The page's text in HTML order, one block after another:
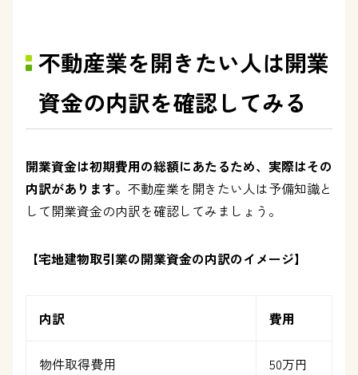
不動産業を開きたい人は開業
資金の内訳を確認してみる
開業資金は初期費用の総額にあたるため、実際はその
内訳があります。 不動産業を開きたい人は予備知識と
して開業資金の内訳を確認してみましょう。
【宅地建物取引業の開業資金の内訳のイメージ】
内訳 費用
物件取得費用 50万円